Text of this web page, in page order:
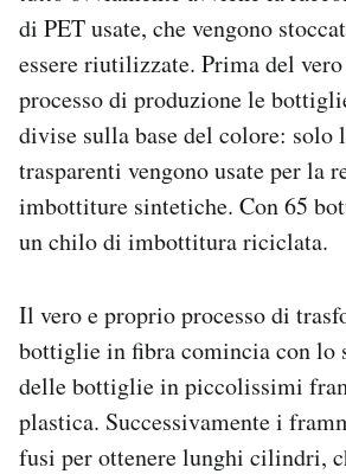
di PET usate, che vengono
essere riutilizzate. Prima del
processo di produzione le
divise sulla base del colore: solo
trasparenti vengono usate per la
imbottiture sintetiche. Con 65
un chilo di imbottitura riciclata.
Il vero e proprio processo di
bottiglie in fibra comincia con lo
delle bottiglie in piccolissimi
plastica. Successivamente i
fusi per ottenere lunghi cilindri,